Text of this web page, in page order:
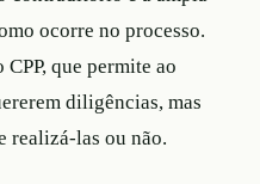
ocorre no processo.
que permite ao
diligências, mas
realizá-las ou não.